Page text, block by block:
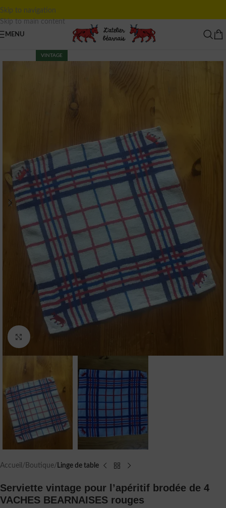
Skip to navigation
Skip to main content
MENU
VINTAGE
Accueil Boutique Linge de table
Serviette vintage pour l’apéritif brodée de 4
VACHES BEARNAISES rouges